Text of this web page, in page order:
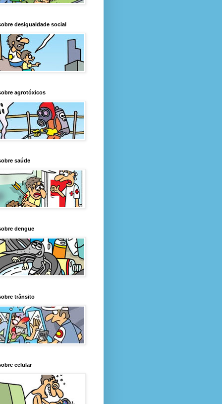
desigualdade social
agrotóxicos
saúde
dengue
trânsito
celular